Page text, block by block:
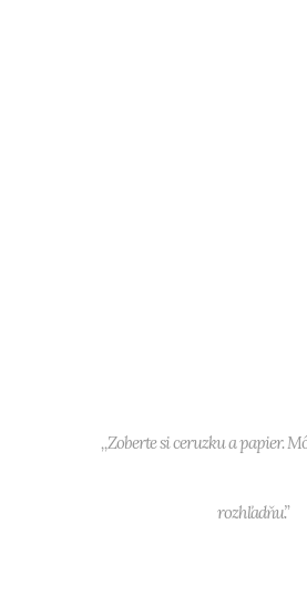
,,Zoberte si ceruzku a papier.
rozhľadňu.”